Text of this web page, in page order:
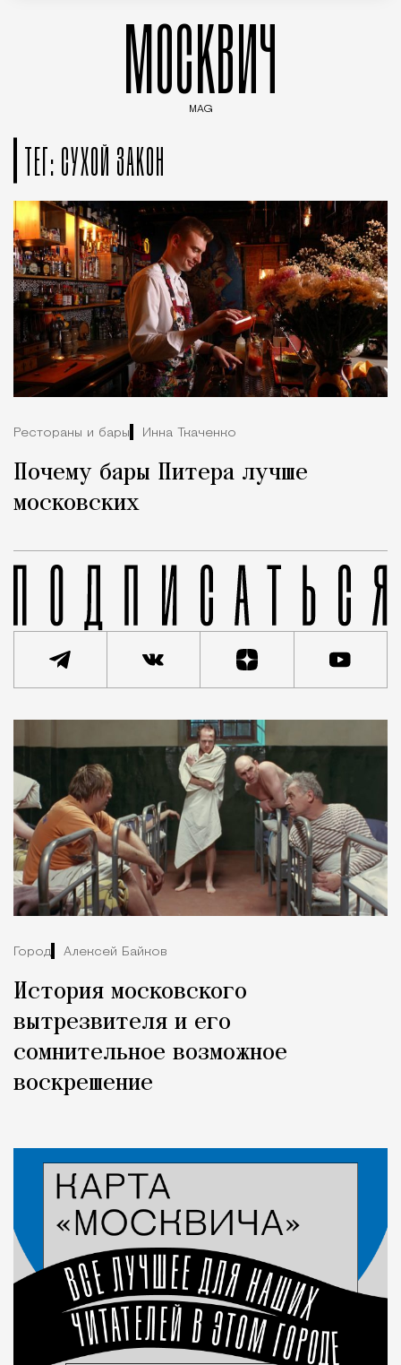
МОСКВИЧ
MAG
ТЕГ: СУХОЙ ЗАКОН
Рестораны и бары Инна Ткаченко
Почему бары Питера лучше
московских
Город Алексей Байков
История московского
вытрезвителя и его
сомнительное возможное
воскрешение